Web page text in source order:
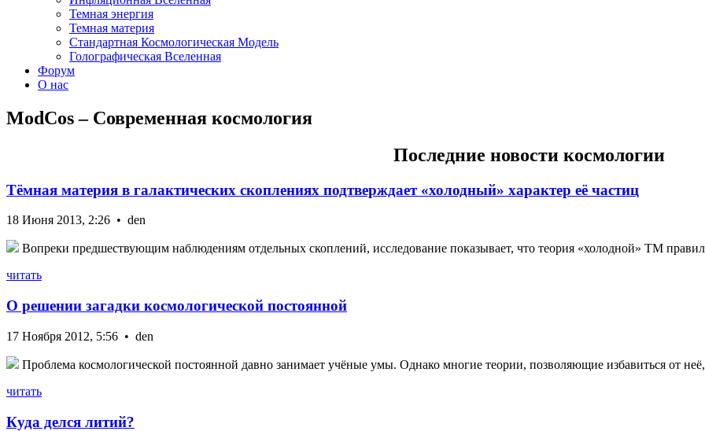
Темная энергия
Темная материя
Стандартная Космологическая Модель
Голографическая Вселенная
Форум
О нас
ModCos – Современная космология
Последние новости космологии
Тёмная материя в галактических скоплениях подтверждает «холодный» характер её частиц
18 Июня 2013, 2:26 • den
Вопреки предшествующим наблюдениям отдельных скоплений, исследование показывает, что теория «холодной» ТМ
читать
О решении загадки космологической постоянной
17 Ноября 2012, 5:56 • den
Проблема космологической постоянной давно занимает учёные умы. Однако многие теории, позволяющие избавиться от
читать
Куда делся литий?